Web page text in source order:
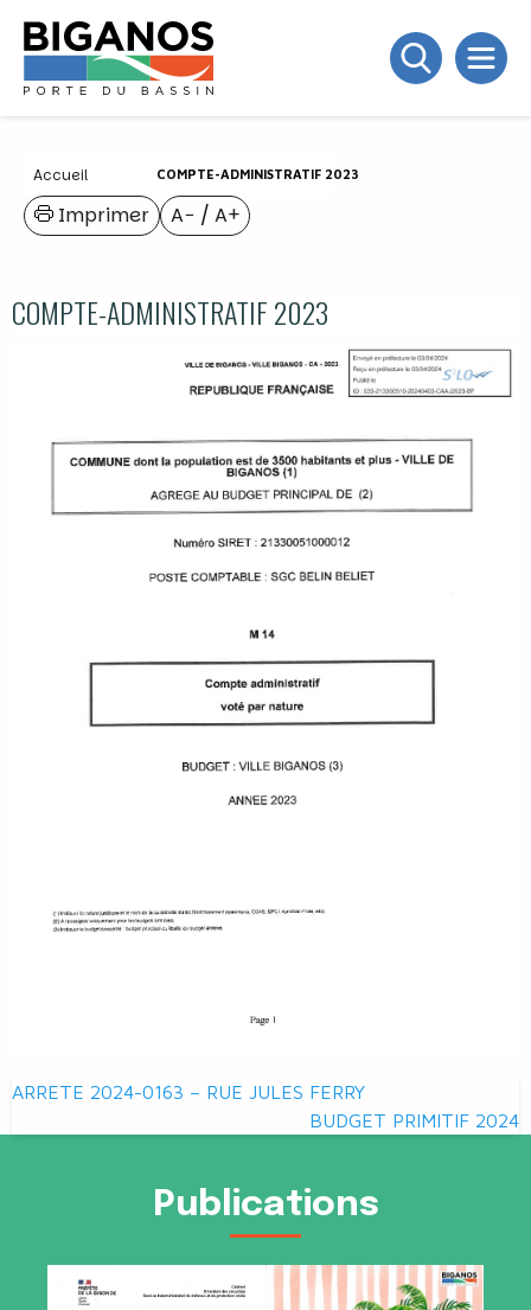
Accueil COMPTE-ADMINISTRATIF 2023
A− / A+
Imprimer
COMPTE-ADMINISTRATIF 2023
Navigation
de
ARRETE 2024-0163 – RUE JULES FERRY
BUDGET PRIMITIF 2024
Publications